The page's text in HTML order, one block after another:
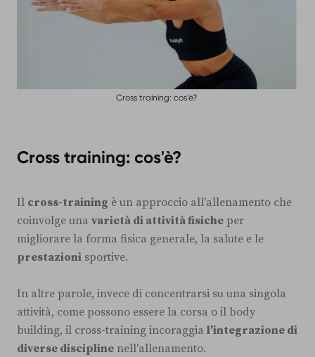
Cross training: cos'è?
Cross training: cos'è?
Il cross-training è un approccio all'allenamento che
coinvolge una varietà di attività fisiche per
migliorare la forma fisica generale, la salute e le
prestazioni sportive.
In altre parole, invece di concentrarsi su una singola
attività, come possono essere la corsa o il body
building, il cross-training incoraggia l'integrazione di
diverse discipline nell'allenamento.